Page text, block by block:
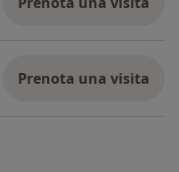
Prenota una visita